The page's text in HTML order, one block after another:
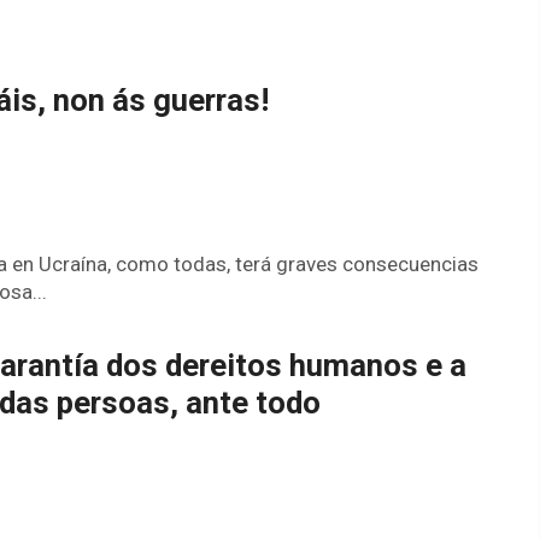
non ás guerras!
Ucraína, como todas, terá graves consecuencias
dos dereitos humanos e a
persoas, ante todo